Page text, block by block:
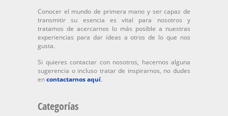
Conocer el mundo de primera mano y ser capaz de
transmitir su esencia es vital para nosotros y
tratamos de acercarnos lo más posible a nuestras
experiencias para dar ideas a otros de lo que nos
gusta.
Si quieres contactar con nosotros, hacernos alguna
sugerencia o incluso tratar de inspirarnos, no dudes
encontactarnos aquí.
Categorías